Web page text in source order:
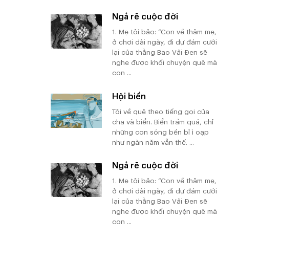
Ngả rẽ cuộc đời
1. Mẹ tôi bảo: “Con về thăm mẹ,
ở chơi dài ngày, đi dự đám cưới
lại của thằng Bao Vải Đen sẽ
nghe được khối chuyện quê mà
con ...
Hội biển
Tôi về quê theo tiếng gọi của
cha và biển. Biển trầm quá, chỉ
những con sóng bền bỉ ì oạp
như ngàn năm vẫn thế. ...
Ngả rẽ cuộc đời
1. Mẹ tôi bảo: “Con về thăm mẹ,
ở chơi dài ngày, đi dự đám cưới
lại của thằng Bao Vải Đen sẽ
nghe được khối chuyện quê mà
con ...